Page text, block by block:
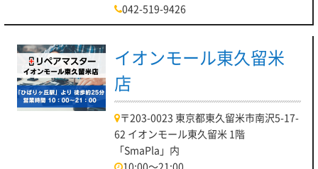
042-519-9426
イオンモール東久留米
店
〒203-0023 東京都東久留米市南沢5-17-
62 イオンモール東久留米 1階
「SmaPla」内
10:00～21:00